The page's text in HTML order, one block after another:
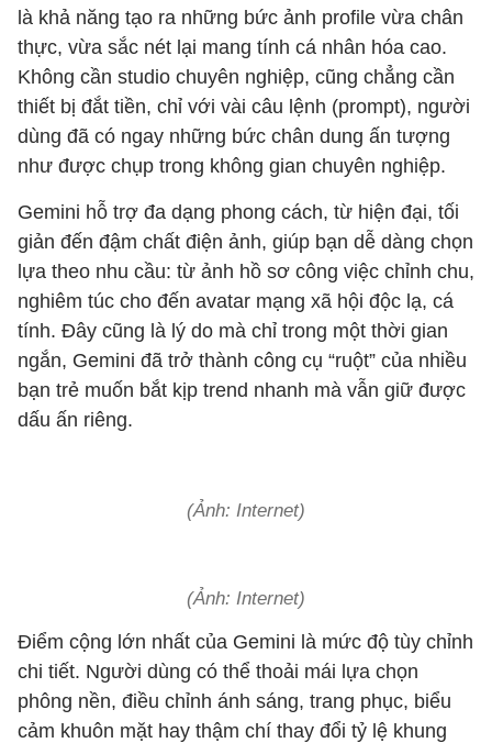
là khả năng tạo ra những bức ảnh profile vừa chân
thực, vừa sắc nét lại mang tính cá nhân hóa cao.
Không cần studio chuyên nghiệp, cũng chẳng cần
thiết bị đắt tiền, chỉ với vài câu lệnh (prompt), người
dùng đã có ngay những bức chân dung ấn tượng
như được chụp trong không gian chuyên nghiệp.
Gemini hỗ trợ đa dạng phong cách, từ hiện đại, tối
giản đến đậm chất điện ảnh, giúp bạn dễ dàng chọn
lựa theo nhu cầu: từ ảnh hồ sơ công việc chỉnh chu,
nghiêm túc cho đến avatar mạng xã hội độc lạ, cá
tính. Đây cũng là lý do mà chỉ trong một thời gian
ngắn, Gemini đã trở thành công cụ “ruột” của nhiều
bạn trẻ muốn bắt kịp trend nhanh mà vẫn giữ được
dấu ấn riêng.
(Ảnh: Internet)
(Ảnh: Internet)
Điểm cộng lớn nhất của Gemini là mức độ tùy chỉnh
chi tiết. Người dùng có thể thoải mái lựa chọn
phông nền, điều chỉnh ánh sáng, trang phục, biểu
cảm khuôn mặt hay thậm chí thay đổi tỷ lệ khung